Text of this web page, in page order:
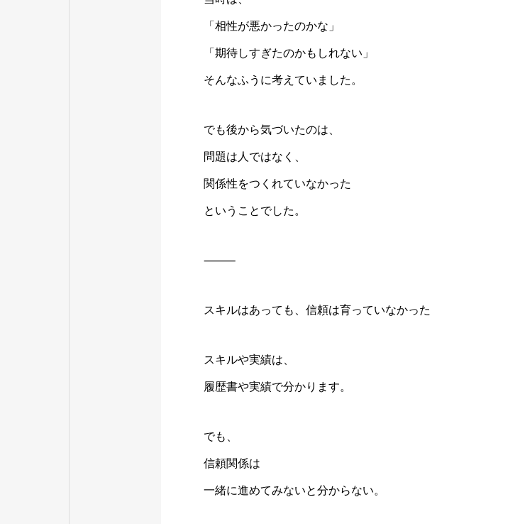
「相性が悪かったのかな」
「期待しすぎたのかもしれない」
そんなふうに考えていました。
でも後から気づいたのは、
問題は人ではなく、
関係性をつくれていなかった
ということでした。
⸻
スキルはあっても、信頼は育っていなかった
スキルや実績は、
履歴書や実績で分かります。
でも、
信頼関係は
一緒に進めてみないと分からない。